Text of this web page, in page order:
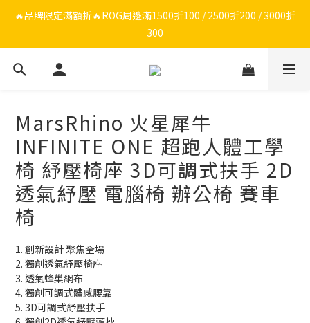
🔥品牌限定滿額折🔥ROG周邊滿1500折100 / 2500折200 / 3000折
300
🔥品牌限定滿額折🔥ROG周邊滿1500折100 / 2500折200 / 3000折
300
🔥品牌加碼滿額折🔥Razer周邊滿1500折100 / 2500折200 / 3000
ROG/Razer 全館電競椅會員登錄再現折$300
🔥品牌限定滿額折🔥ROG周邊滿1500折100 / 2500折200 / 3000折
300
MarsRhino 火星犀牛
INFINITE ONE 超跑人體工學
椅 紓壓椅座 3D可調式扶手 2D
透氣紓壓 電腦椅 辦公椅 賽車
椅
1. 創新設計 聚焦全場
2. 獨創透氣紓壓椅座
3. 透氣蜂巢網布
4. 獨創可調式體感腰靠
5. 3D可調式紓壓扶手